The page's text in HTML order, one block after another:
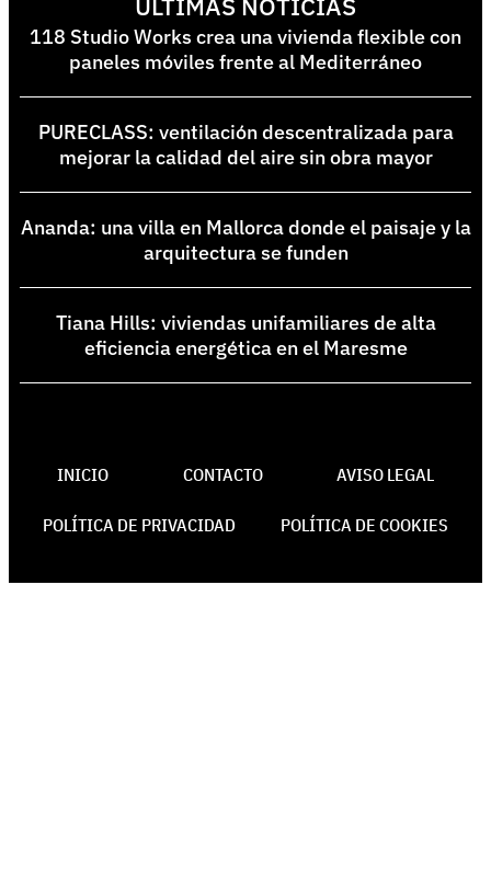
118 Studio Works crea una vivienda flexible con
paneles móviles frente al Mediterráneo
PURECLASS: ventilación descentralizada para
mejorar la calidad del aire sin obra mayor
Ananda: una villa en Mallorca donde el paisaje y la
arquitectura se funden
Tiana Hills: viviendas unifamiliares de alta
eficiencia energética en el Maresme
INICIO CONTACTO AVISO LEGAL
POLÍTICA DE PRIVACIDAD POLÍTICA DE COOKIES